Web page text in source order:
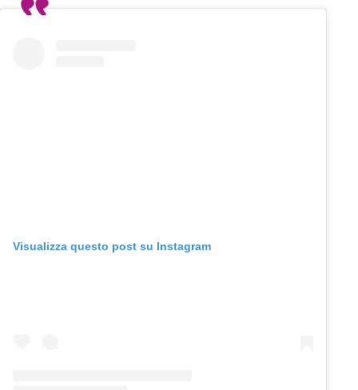
Visualizza questo post su Instagram